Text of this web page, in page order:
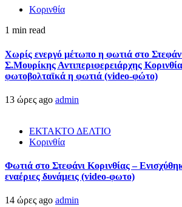
Κορινθία
1 min read
Χωρίς ενεργό μέτωπο η φωτιά στο
Σ.Μουρίκης Αντιπεριφερειάρχης
φωτοβολταϊκά η φωτιά (video-φώτο)
13 ώρες ago admin
ΕΚΤΑΚΤΟ ΔΕΛΤΙΟ
Κορινθία
Φωτιά στο Στεφάνι Κορινθίας –
εναέριες δυνάμεις (video-φωτο)
14 ώρες ago admin